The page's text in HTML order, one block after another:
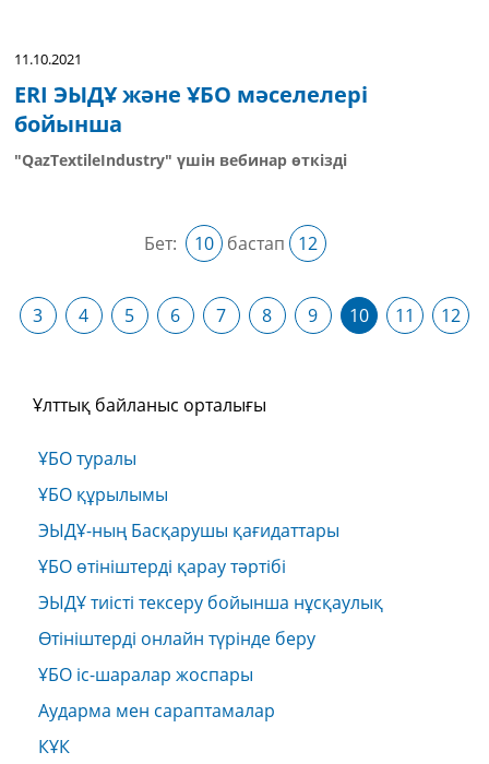
11.10.2021
ERI ЭЫДҰ және ҰБО мәселелері
бойынша
"QazTextileIndustry" үшін вебинар өткізді
Бет: 10 бастап 12
3 4 5 6 7 8 9 10 11 12
Ұлттық байланыс орталығы
ҰБО туралы
ҰБО құрылымы
ЭЫДҰ-ның Басқарушы қағидаттары
ҰБО өтініштерді қарау тәртібі
ЭЫДҰ тиісті тексеру бойынша нұсқаулық
Өтініштерді онлайн түрінде беру
ҰБО іс-шаралар жоспары
Аударма мен сараптамалар
КҰК